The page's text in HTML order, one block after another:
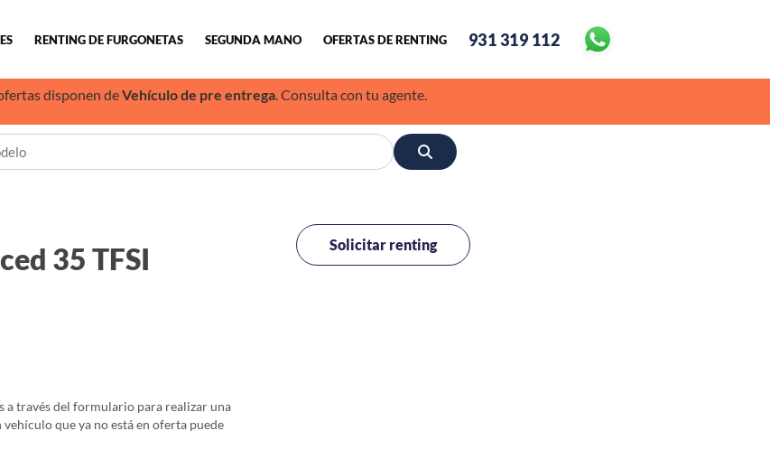
RENTING DE FURGONETAS SEGUNDA MANO OFERTAS DE RENTING 931 319 112
disponen deVehículo de pre entrega. Consulta con tu agente.
35 TFSI
a través del formulario para realizar una
que ya no está en oferta puede
Solicitar renting